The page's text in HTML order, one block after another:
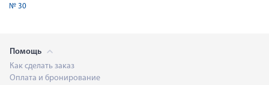
№ 30
Помощь
Как сделать заказ
Оплата и бронирование